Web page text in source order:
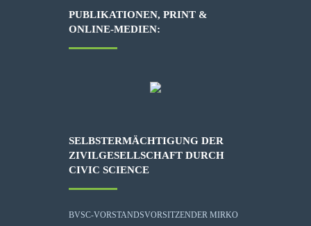
PUBLIKATIONEN, PRINT &
ONLINE-MEDIEN:
SELBSTERMÄCHTIGUNG DER
ZIVILGESELLSCHAFT DURCH
CIVIC SCIENCE
BVSC-VORSTANDSVORSITZENDER MIRKO